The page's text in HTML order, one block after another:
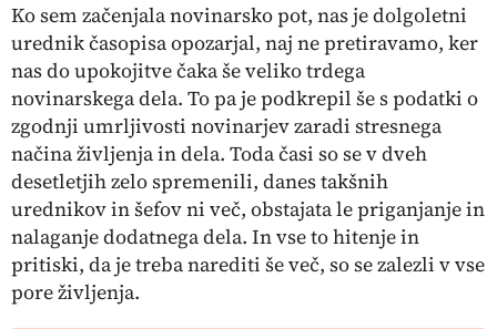
Ko sem začenjala novinarsko pot, nas je dolgoletni
urednik časopisa opozarjal, naj ne pretiravamo, ker
nas do upokojitve čaka še veliko trdega
novinarskega dela. To pa je podkrepil še s podatki o
zgodnji umrljivosti novinarjev zaradi stresnega
načina življenja in dela. Toda časi so se v dveh
desetletjih zelo spremenili, danes takšnih
urednikov in šefov ni več, obstajata le priganjanje in
nalaganje dodatnega dela. In vse to hitenje in
pritiski, da je treba narediti še več, so se zalezli v vse
pore življenja.